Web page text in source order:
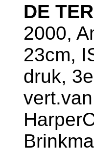
DE
2000,
23cm,
druk,